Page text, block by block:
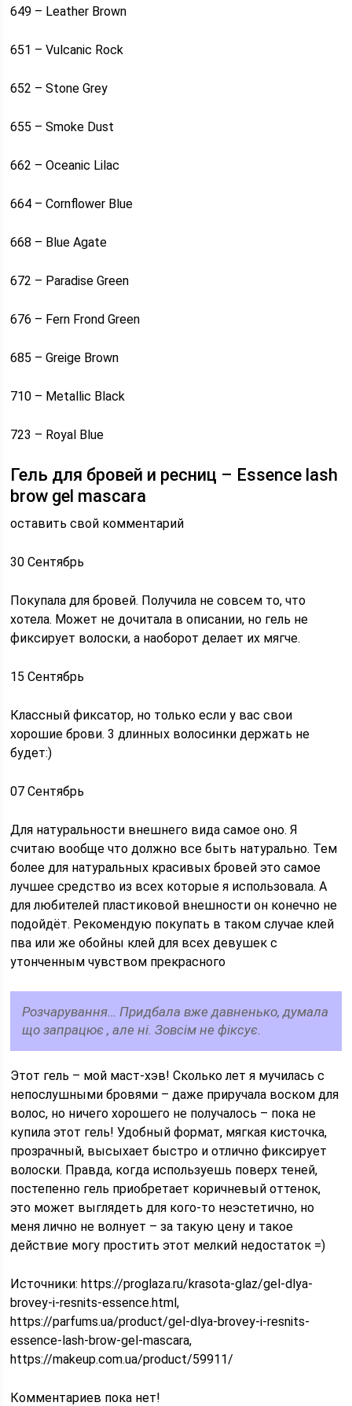
649 – Leather Brown
651 – Vulcanic Rock
652 – Stone Grey
655 – Smoke Dust
662 – Oceanic Lilac
664 – Cornflower Blue
668 – Blue Agate
672 – Paradise Green
676 – Fern Frond Green
685 – Greige Brown
710 – Metallic Black
723 – Royal Blue
Гель для бровей и ресниц – Essence lash
brow gel mascara
оставить свой комментарий
30 Сентябрь
Покупала для бровей. Получила не совсем то, что
хотела. Может не дочитала в описании, но гель не
фиксирует волоски, а наоборот делает их мягче.
15 Сентябрь
Классный фиксатор, но только если у вас свои
хорошие брови. 3 длинных волосинки держать не
будет:)
07 Сентябрь
Для натуральности внешнего вида самое оно. Я
считаю вообще что должно все быть натурально. Тем
более для натуральных красивых бровей это самое
лучшее средство из всех которые я использовала. А
для любителей пластиковой внешности он конечно не
подойдёт. Рекомендую покупать в таком случае клей
пва или же обойны клей для всех девушек с
утонченным чувством прекрасного
Розчарування… Придбала вже давненько, думала
що запрацює , але ні. Зовсім не фіксує.
Этот гель – мой маст-хэв! Сколько лет я мучилась с
непослушными бровями – даже приручала воском для
волос, но ничего хорошего не получалось – пока не
купила этот гель! Удобный формат, мягкая кисточка,
прозрачный, высыхает быстро и отлично фиксирует
волоски. Правда, когда используешь поверх теней,
постепенно гель приобретает коричневый оттенок,
это может выглядеть для кого-то неэстетично, но
меня лично не волнует – за такую цену и такое
действие могу простить этот мелкий недостаток =)
Источники: https://proglaza.ru/krasota-glaz/gel-dlya-
brovey-i-resnits-essence.html,
https://parfums.ua/product/gel-dlya-brovey-i-resnits-
essence-lash-brow-gel-mascara,
https://makeup.com.ua/product/59911/
Комментариев пока нет!